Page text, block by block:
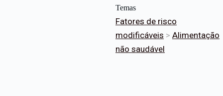
Temas
Fatores de risco
modificáveis > Alimentação
não saudável